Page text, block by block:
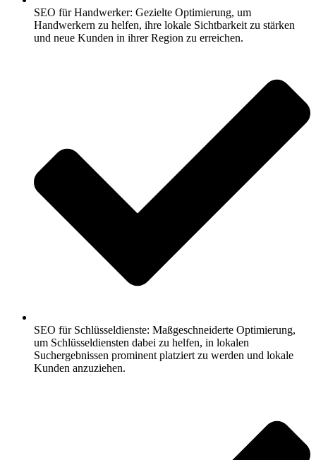
SEO für Handwerker: Gezielte Optimierung, um
Handwerkern zu helfen, ihre lokale Sichtbarkeit zu stärken
und neue Kunden in ihrer Region zu erreichen.
SEO für Schlüsseldienste: Maßgeschneiderte Optimierung,
um Schlüsseldiensten dabei zu helfen, in lokalen
Suchergebnissen prominent platziert zu werden und lokale
Kunden anzuziehen.